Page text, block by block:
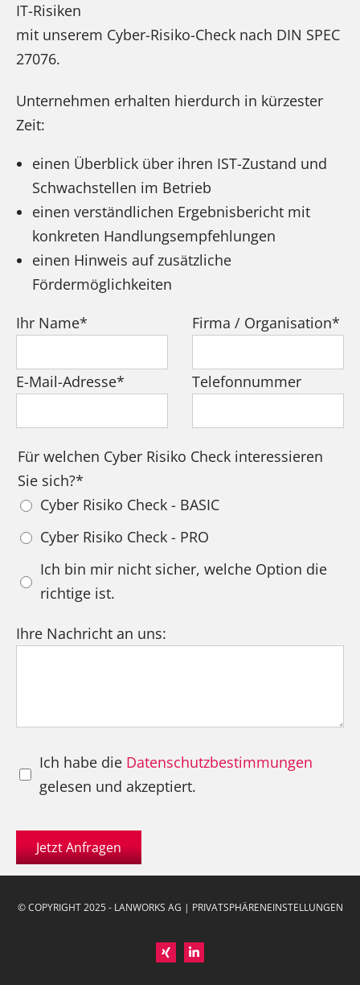
IT-Risiken
mit unserem Cyber-Risiko-Check nach DIN SPEC
27076.
Unternehmen erhalten hierdurch in kürzester
Zeit:
einen Überblick über ihren IST-Zustand und
Schwachstellen im Betrieb
einen verständlichen Ergebnisbericht mit
konkreten Handlungsempfehlungen
einen Hinweis auf zusätzliche
Fördermöglichkeiten
Pflichtfeld
Ihr Name* Pflichtfeld
Firma / Organisation*
Pflichtfeld
E-Mail-Adresse* Telefonnummer
Pflichtfeld
Für welchen Cyber Risiko Check interessieren
Sie sich?*
Cyber Risiko Check - BASIC
Cyber Risiko Check - PRO
Ich bin mir nicht sicher, welche Option die
richtige ist.
Ihre Nachricht an uns:
Ich habe die Datenschutzbestimmungen
gelesen und akzeptiert.
Jetzt Anfragen
© COPYRIGHT 2025 - LANWORKS AG | PRIVATSPHÄRENEINSTELLUNGEN